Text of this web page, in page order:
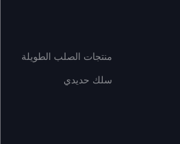
منتجات الصلب الطويلة
سلك حديدي